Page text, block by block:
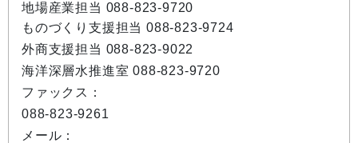
地場産業担当 088-823-9720
ものづくり支援担当 088-823-9724
外商支援担当 088-823-9022
海洋深層水推進室 088-823-9720
ファックス：
088-823-9261
メール：